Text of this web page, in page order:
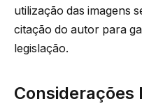
utilização das imagens
citação do autor para
legislação.
Considerações